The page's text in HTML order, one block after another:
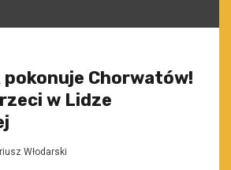
pokonuje Chorwatów!
w Lidze
Włodarski